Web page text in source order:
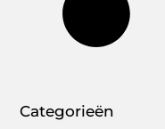
Categorieën